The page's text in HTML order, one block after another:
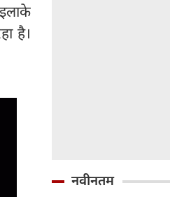
है।
नवीनतम